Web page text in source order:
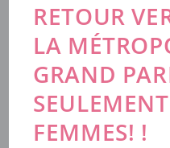
RETOUR
LA
GRAND
FEMMES! !